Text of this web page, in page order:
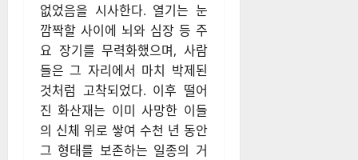
없었음을 시사한다. 열기는 눈
깜짝할 사이에 뇌와 심장 등 주
요 장기를 무력화했으며, 사람
들은 그 자리에서 마치 박제된
것처럼 고착되었다. 이후 떨어
진 화산재는 이미 사망한 이들
의 신체 위로 쌓여 수천 년 동안
그 형태를 보존하는 일종의 거